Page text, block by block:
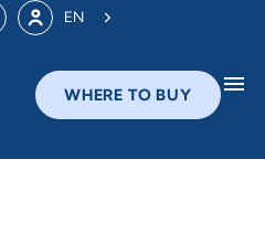
EN
WHERE TO BUY menu